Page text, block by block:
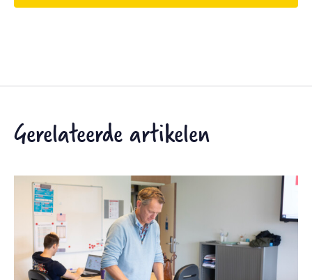
Gerelateerde artikelen